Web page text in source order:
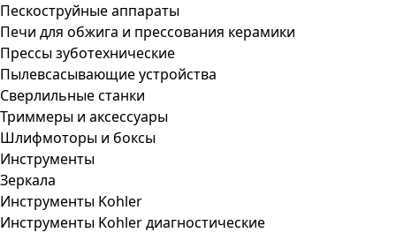
Пескоструйные аппараты
Печи для обжига и прессования керамики
Прессы зуботехнические
Пылевсасывающие устройства
Сверлильные станки
Триммеры и аксессуары
Шлифмоторы и боксы
Инструменты
Зеркала
Инструменты Kohler
Инструменты Kohler диагностические